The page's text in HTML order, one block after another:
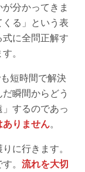
分かってきま
る」という表
に全問正解す
。
短時間で解決
瞬間からどう
するのであっ
りません。
に行きます。
。 流れを大切